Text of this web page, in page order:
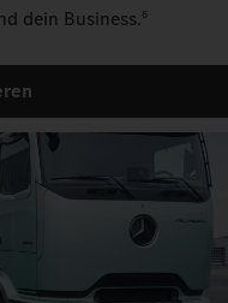
dein Business.6